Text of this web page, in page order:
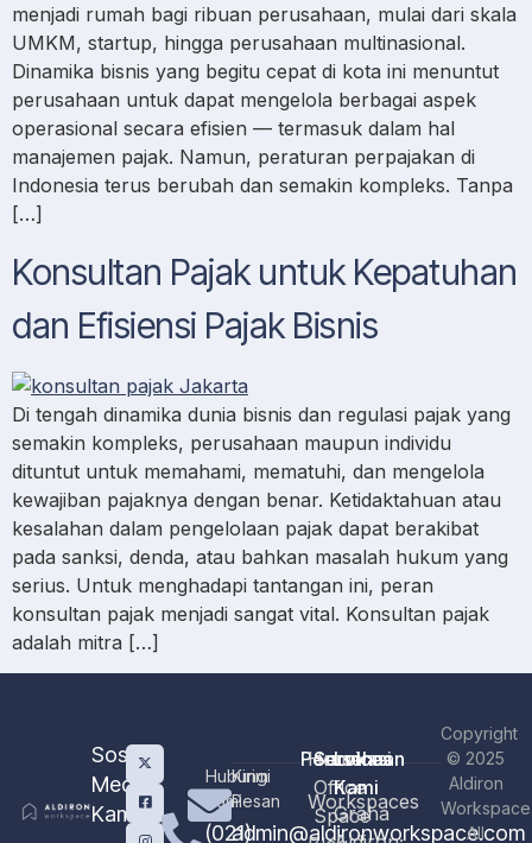
menjadi rumah bagi ribuan perusahaan, mulai dari skala
UMKM, startup, hingga perusahaan multinasional.
Dinamika bisnis yang begitu cepat di kota ini menuntut
perusahaan untuk dapat mengelola berbagai aspek
operasional secara efisien — termasuk dalam hal
manajemen pajak. Namun, peraturan perpajakan di
Indonesia terus berubah dan semakin kompleks. Tanpa
[…]
Konsultan Pajak untuk Kepatuhan
dan Efisiensi Pajak Bisnis
Di tengah dinamika dunia bisnis dan regulasi pajak yang
semakin kompleks, perusahaan maupun individu
dituntut untuk memahami, mematuhi, dan mengelola
kewajiban pajaknya dengan benar. Ketidaktahuan atau
kesalahan dalam pengelolaan pajak dapat berakibat
pada sanksi, denda, atau bahkan masalah hukum yang
serius. Untuk menghadapi tantangan ini, peran
konsultan pajak menjadi sangat vital. Konsultan pajak
adalah mitra […]
Sosial
Media
Kami
Hubungi
Kami
(021)
Kirim
Pesan
admin@aldironworkspace.com
Perusahaan
Home
Workspaces
Services
Office
Space
Lokasi
Kami
Graha
Copyright
© 2025
Aldiron
All